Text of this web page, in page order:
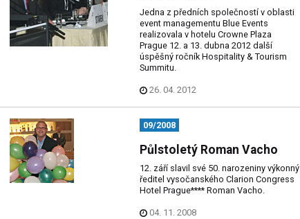
Jedna z předních společností v oblasti
event managementu Blue Events
realizovala v hotelu Crowne Plaza
Prague 12. a 13. dubna 2012 další
úspěšný ročník Hospitality & Tourism
Summitu.
26. 04. 2012
09/2008
Půlstoletý Roman Vacho
12. září slavil své 50. narozeniny výkonný
ředitel vysočanského Clarion Congress
Hotel Prague**** Roman Vacho.
04. 11. 2008